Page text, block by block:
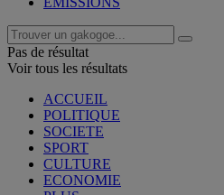
Pas de résultat
Voir tous les résultats
ACCUEIL
POLITIQUE
SOCIETE
SPORT
CULTURE
ECONOMIE